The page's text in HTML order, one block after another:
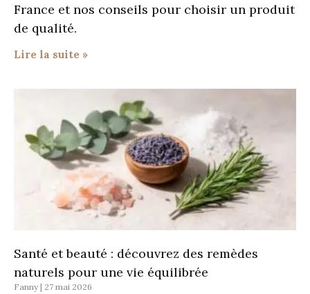
France et nos conseils pour choisir un produit
de qualité.
Lire la suite »
Santé et beauté : découvrez des remèdes
naturels pour une vie équilibrée
Fanny 27 mai 2026